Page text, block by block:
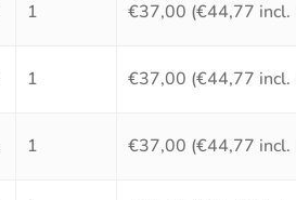
1 €37,00 (€44,77
1 €37,00 (€44,77
1 €37,00 (€44,77